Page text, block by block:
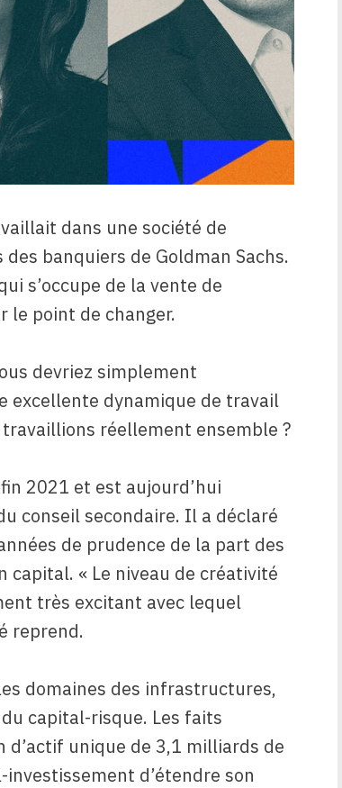
dans une société de
banquiers de Goldman Sachs.
s’occupe de la vente de
le point de changer.
devriez simplement
excellente dynamique de travail
réellement ensemble ?
2021 et est aujourd’hui
conseil secondaire. Il a déclaré
de prudence de la part des
capital. « Le niveau de créativité
très excitant avec lequel
reprend.
domaines des infrastructures,
capital-risque. Les faits
unique de 3,1 milliards de
d’étendre son